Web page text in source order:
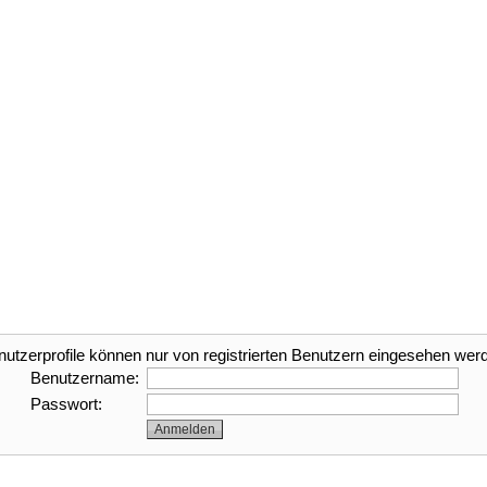
können nur von registrierten Benutzern eingesehen
Benutzername:
Passwort: